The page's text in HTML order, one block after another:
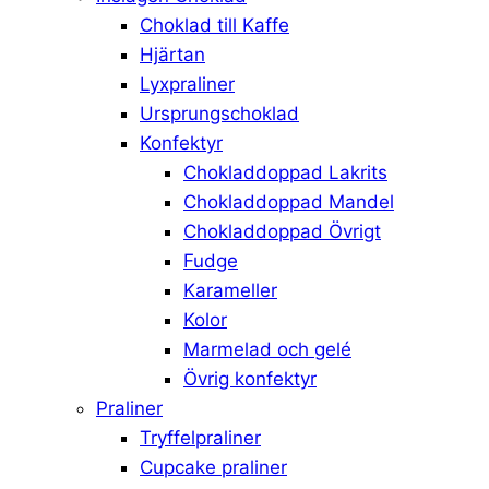
Choklad till Kaffe
Hjärtan
Lyxpraliner
Ursprungschoklad
Konfektyr
Chokladdoppad Lakrits
Chokladdoppad Mandel
Chokladdoppad Övrigt
Fudge
Karameller
Kolor
Marmelad och gelé
Övrig konfektyr
Praliner
Tryffelpraliner
Cupcake praliner